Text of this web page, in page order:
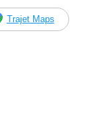
Trajet Maps